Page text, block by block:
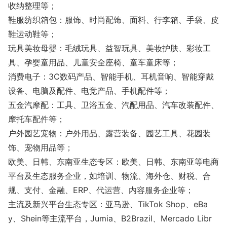
收纳整理等；
鞋服纺织箱包：服饰、时尚配饰、面料、行李箱、手袋、皮
鞋运动鞋等；
玩具美妆母婴：毛绒玩具、益智玩具、美妆护肤、彩妆工
具、孕婴童用品、儿童安全座椅、童车童床等；
消费电子：3C数码产品、智能手机、耳机音响、智能穿戴
设备、电脑及配件、电竞产品、手机配件等；
五金汽摩配：工具、卫浴五金、汽配用品、汽车改装配件、
摩托车配件等；
户外园艺宠物：户外用品、露营装备、园艺工具、花园装
饰、宠物用品等；
欧美、日韩、东南亚生态专区：欧美、日韩、东南亚等电商
平台及生态服务企业，如培训、物流、海外仓、财税、合
规、支付、金融、ERP、代运营、内容服务企业等；
主流及新兴平台生态专区：亚马逊、TikTok Shop、eBa
y、Shein等主流平台，Jumia、B2Brazil、Mercado Libr